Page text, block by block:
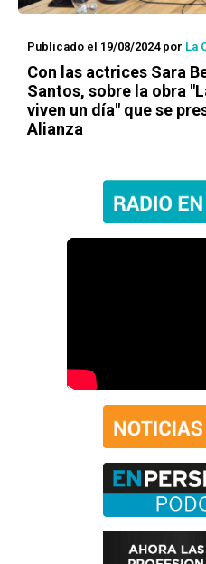
Publicado el 19/08/2024por La
Con las actrices Sara
Santos, sobre la obra
viven un día" que se
Alianza